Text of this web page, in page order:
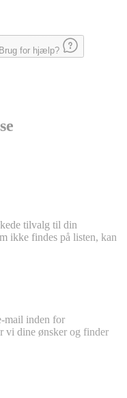
Brug for hjælp?
tilvalg til din
ikke findes på listen, kan
mail inden for
vi dine ønsker og finder